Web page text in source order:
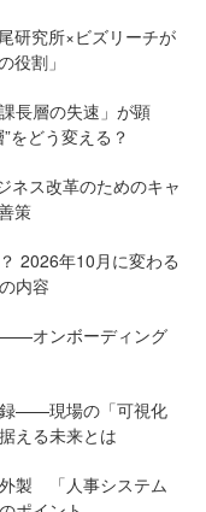
研究所×ビズリーチが
役割」
長層の失速」が顕
をどう変える？
ス改革のためのキャ
策
2026年10月に変わる
内容
——オンボーディング
録——現場の「可視化
える未来とは
製 「人事システム